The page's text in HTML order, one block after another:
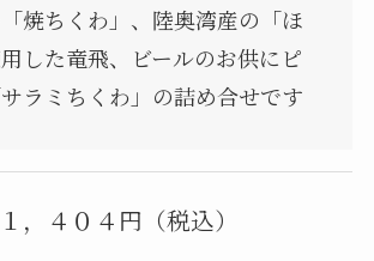
焼ちくわ」、陸奥湾産の「ほ
した竜飛、ビールのお供にピ
ラミちくわ」の詰め合せです
１，４０４円（税込）